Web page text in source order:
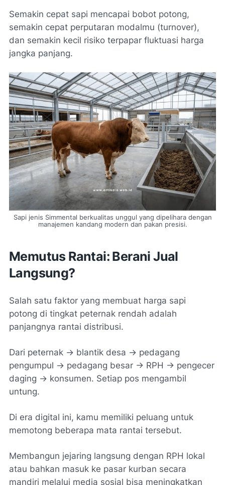
Semakin cepat sapi mencapai bobot potong,
semakin cepat perputaran modalmu (turnover),
dan semakin kecil risiko terpapar fluktuasi harga
jangka panjang.
Sapi jenis Simmental berkualitas unggul yang dipelihara dengan
manajemen kandang modern dan pakan presisi.
Memutus Rantai: Berani Jual
Langsung?
Salah satu faktor yang membuat harga sapi
potong di tingkat peternak rendah adalah
panjangnya rantai distribusi.
Dari peternak -> blantik desa -> pedagang
pengumpul -> pedagang besar -> RPH -> pengecer
daging -> konsumen. Setiap pos mengambil
untung.
Di era digital ini, kamu memiliki peluang untuk
memotong beberapa mata rantai tersebut.
Membangun jejaring langsung dengan RPH lokal
atau bahkan masuk ke pasar kurban secara
mandiri melalui media sosial bisa meningkatkan